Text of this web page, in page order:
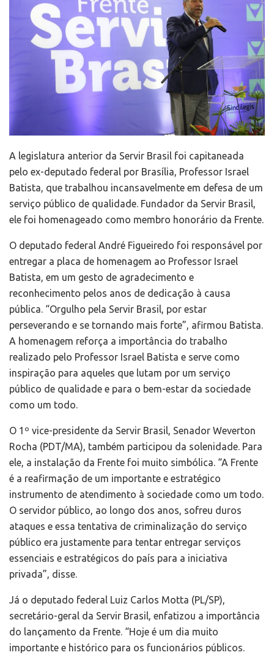
A legislatura anterior da Servir Brasil foi capitaneada
pelo ex-deputado federal por Brasília, Professor Israel
Batista, que trabalhou incansavelmente em defesa de um
serviço público de qualidade. Fundador da Servir Brasil,
ele foi homenageado como membro honorário da Frente.
O deputado federal André Figueiredo foi responsável por
entregar a placa de homenagem ao Professor Israel
Batista, em um gesto de agradecimento e
reconhecimento pelos anos de dedicação à causa
pública. “Orgulho pela Servir Brasil, por estar
perseverando e se tornando mais forte”, afirmou Batista.
A homenagem reforça a importância do trabalho
realizado pelo Professor Israel Batista e serve como
inspiração para aqueles que lutam por um serviço
público de qualidade e para o bem-estar da sociedade
como um todo.
O 1º vice-presidente da Servir Brasil, Senador Weverton
Rocha (PDT/MA), também participou da solenidade. Para
ele, a instalação da Frente foi muito simbólica. “A Frente
é a reafirmação de um importante e estratégico
instrumento de atendimento à sociedade como um todo.
O servidor público, ao longo dos anos, sofreu duros
ataques e essa tentativa de criminalização do serviço
público era justamente para tentar entregar serviços
essenciais e estratégicos do país para a iniciativa
privada”, disse.
Já o deputado federal Luiz Carlos Motta (PL/SP),
secretário-geral da Servir Brasil, enfatizou a importância
do lançamento da Frente. “Hoje é um dia muito
importante e histórico para os funcionários públicos.